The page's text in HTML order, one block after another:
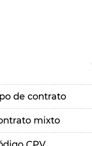
de contrato
mixto